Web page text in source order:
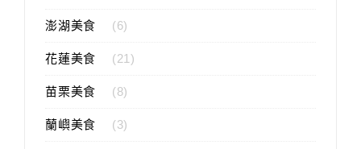
澎湖美食 (6)
花蓮美食 (21)
苗栗美食 (8)
蘭嶼美食 (3)